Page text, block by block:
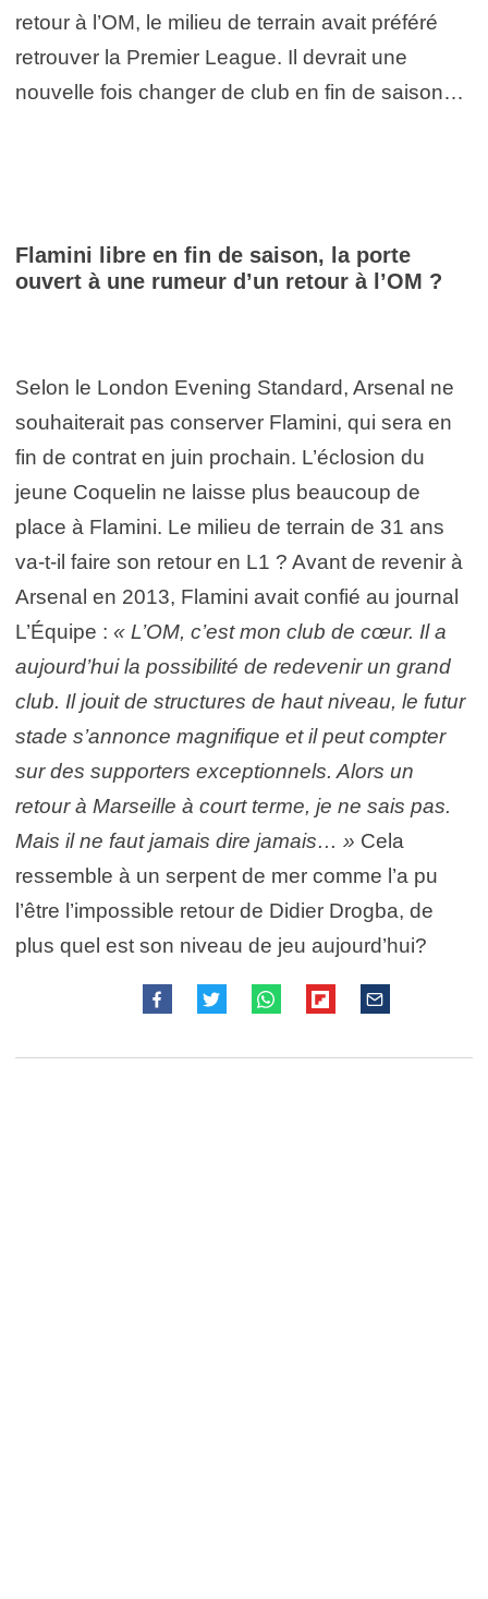
retour à l’OM, le milieu de terrain avait préféré
retrouver la Premier League. Il devrait une
nouvelle fois changer de club en fin de saison…
Flamini libre en fin de saison, la porte
ouvert à une rumeur d’un retour à l’OM ?
Selon le London Evening Standard, Arsenal ne
souhaiterait pas conserver Flamini, qui sera en
fin de contrat en juin prochain. L’éclosion du
jeune Coquelin ne laisse plus beaucoup de
place à Flamini. Le milieu de terrain de 31 ans
va-t-il faire son retour en L1 ? Avant de revenir à
Arsenal en 2013, Flamini avait confié au journal
L’Équipe : « L’OM, c’est mon club de cœur. Il a
aujourd’hui la possibilité de redevenir un grand
club. Il jouit de structures de haut niveau, le futur
stade s’annonce magnifique et il peut compter
sur des supporters exceptionnels. Alors un
retour à Marseille à court terme, je ne sais pas.
Mais il ne faut jamais dire jamais… » Cela
ressemble à un serpent de mer comme l’a pu
l’être l’impossible retour de Didier Drogba, de
plus quel est son niveau de jeu aujourd’hui?